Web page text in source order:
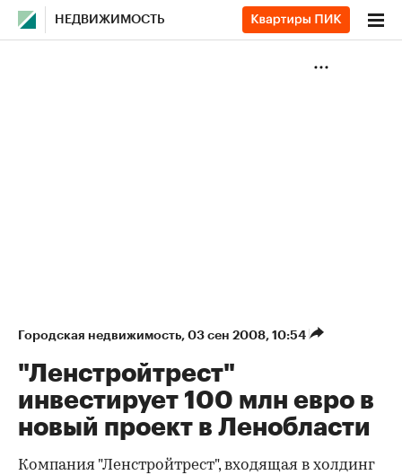
НЕДВИЖИМОСТЬ
Городская недвижимость⁠, 03 сен 2008, 10:54
"Ленстройтрест"
инвестирует 100 млн евро в
новый проект в Ленобласти
Компания "Ленстройтрест", входящая в холдинг